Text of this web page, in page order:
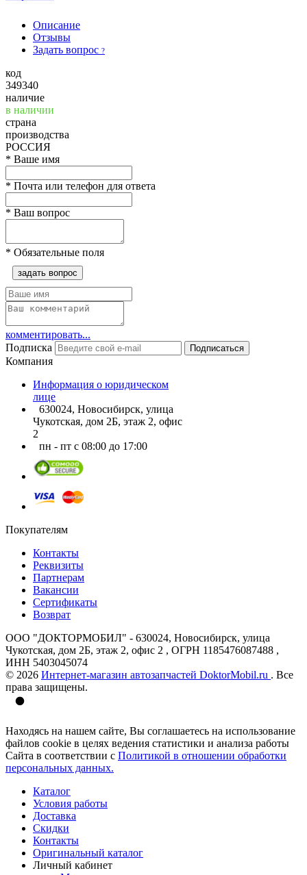
Описание
Отзывы
Задать вопрос ?
код
349340
наличие
в наличии
страна
производства
РОССИЯ
* Ваше имя
* Почта или телефон для ответа
* Ваш вопрос
* Обязательные поля
задать вопрос
комментировать...
Подписка
Подписаться
Компания
Информация о юридическом
лице
630024, Новосибирск, улица
Чукотская, дом 2Б, этаж 2, офис
2
пн - пт с 08:00 до 17:00
Покупателям
Контакты
Реквизиты
Партнерам
Вакансии
Сертификаты
Возврат
ООО "ДОКТОРМОБИЛ" - 630024, Новосибирск, улица
Чукотская, дом 2Б, этаж 2, офис 2 , ОГРН 1185476087488 ,
ИНН 5403045074
© 2026 Интернет-магазин автозапчастей DoktorMobil.ru . Все
права защищены.
Находясь на нашем сайте, Вы соглашаетесь на использование
файлов cookie в целях ведения статистики и анализа работы
Сайта в соответствии с Политикой в отношении обработки
персональных данных.
Каталог
Условия работы
Доставка
Скидки
Контакты
Оригинальный каталог
Личный кабинет